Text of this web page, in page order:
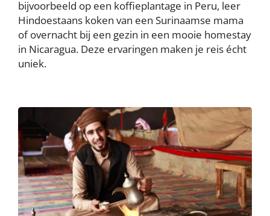
bijvoorbeeld op een koffieplantage in Peru, leer
Hindoestaans koken van een Surinaamse mama
of overnacht bij een gezin in een mooie homestay
in Nicaragua. Deze ervaringen maken je reis écht
uniek.